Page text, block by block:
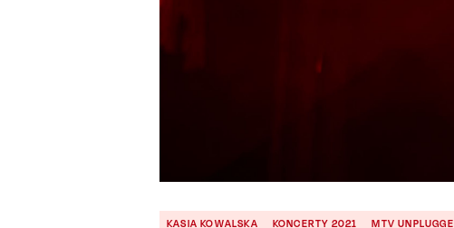
KASIA KOWALSKA KONCERTY 2021 MTV